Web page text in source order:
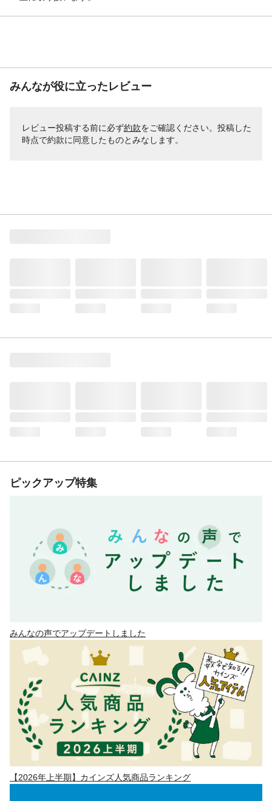
みんなが役に立ったレビュー
レビュー投稿する前に必ず約款をご確認ください。投稿した
時点で約款に同意したものとみなします。
ピックアップ特集
みんなの声でアップデートしました
【2026年上半期】カインズ人気商品ランキング